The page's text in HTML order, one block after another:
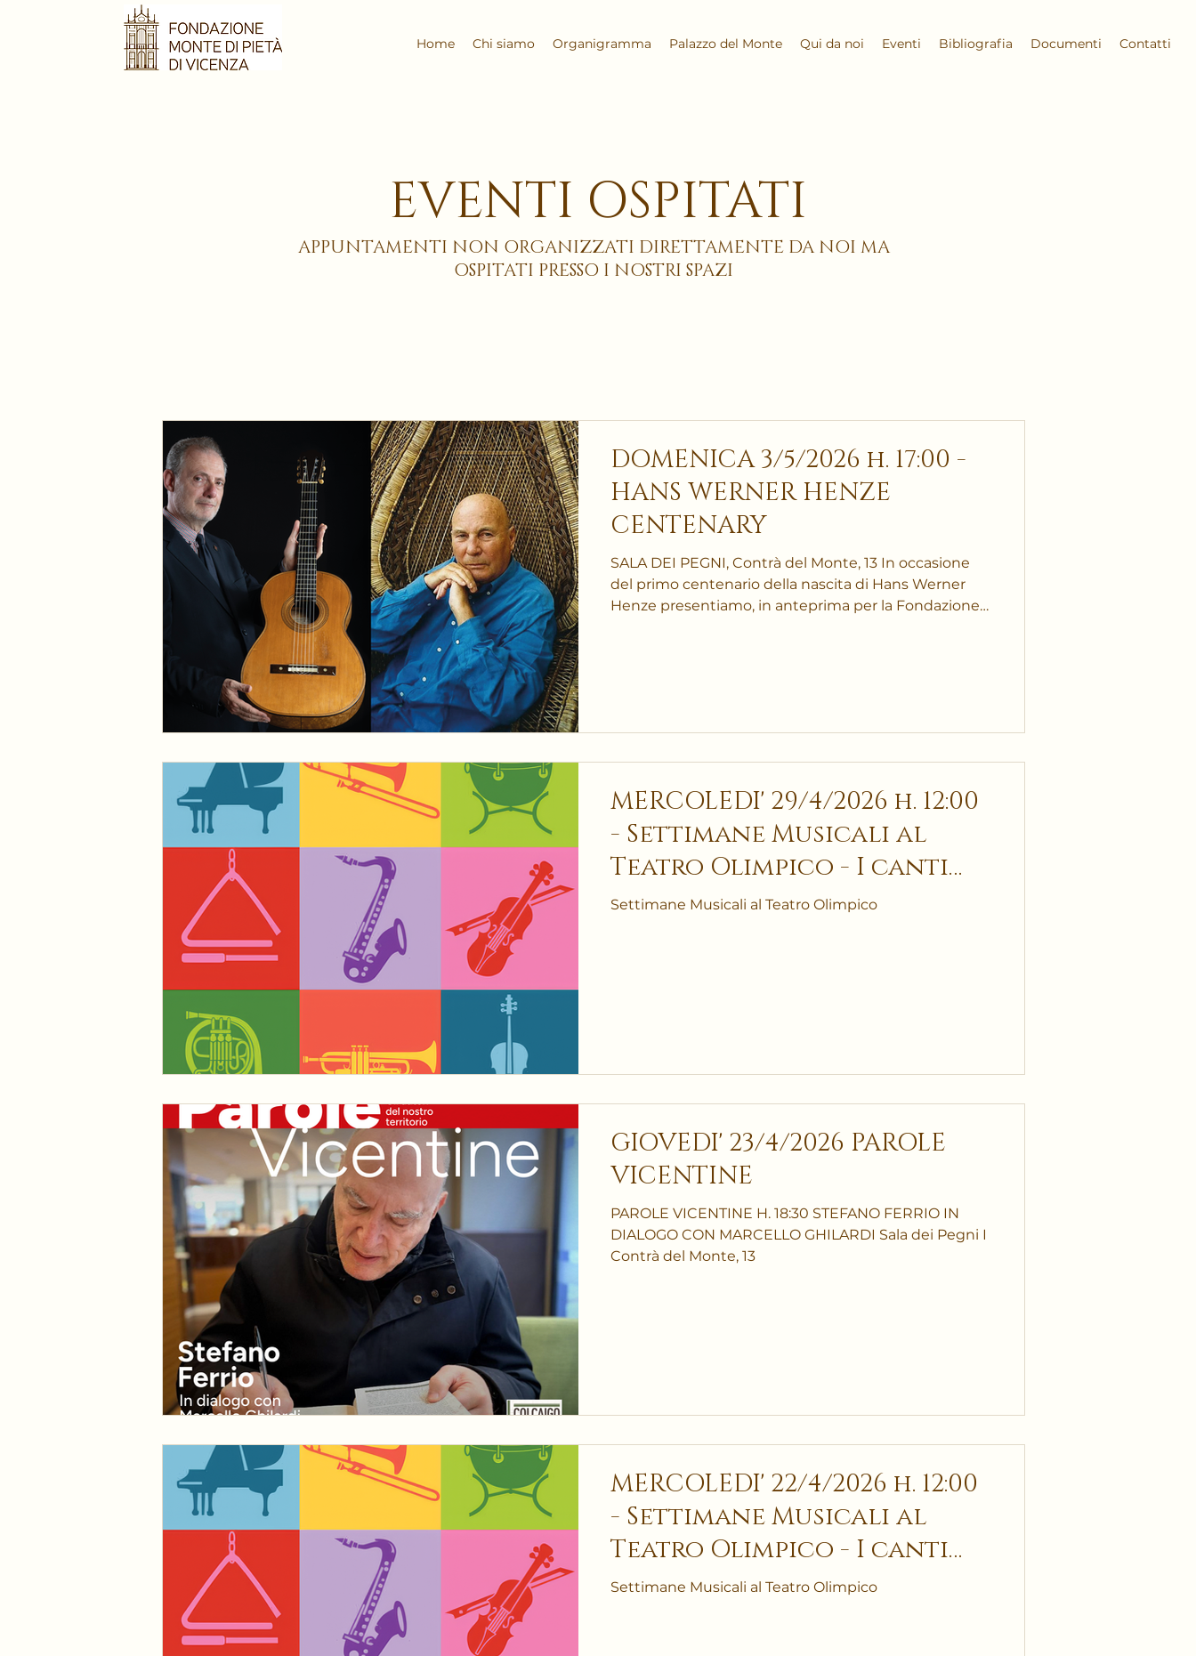
Home Chi siamo Organigramma Palazzo del Monte Qui da noi Eventi Bibliografia Documenti Contatti
EVENTI OSPITATI
APPUNTAMENTI NON ORGANIZZATI DIRETTAMENTE DA NOI MA
OSPITATI PRESSO I NOSTRI SPAZI
DOMENICA 3/5/2026 h. 17:00 -
HANS WERNER HENZE
CENTENARY
SALA DEI PEGNI, Contrà del Monte, 13 In occasione
del primo centenario della nascita di Hans Werner
Henze presentiamo, in anteprima per la Fondazione
MERCOLEDI' 29/4/2026 h. 12:00
- Settimane Musicali al
Teatro Olimpico - I canti
della terra
Settimane Musicali al Teatro Olimpico
GIOVEDI' 23/4/2026 PAROLE
VICENTINE
PAROLE VICENTINE H. 18:30 STEFANO FERRIO IN
DIALOGO CON MARCELLO GHILARDI Sala dei Pegni I
Contrà del Monte, 13
MERCOLEDI' 22/4/2026 h. 12:00
- Settimane Musicali al
Teatro Olimpico - I canti
della terra
Settimane Musicali al Teatro Olimpico